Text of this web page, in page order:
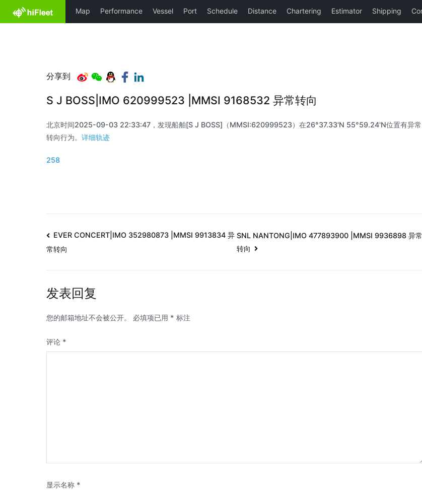
分享到
S J BOSS|IMO 620999523 |MMSI 9168532 异常转向
北京时间2025-09-03 22:33:47，发现船舶[S J BOSS]（MMSI:620999523）在26°37.33'N 55°59.24'N位置有异常
转向行为。 详细轨迹
258
EVER CONCERT|IMO 352980873 |MMSI 9913834 异
常转向
SNL NANTONG|IMO 477893900 |MMSI 9936898 异常
转向
发表回复
您的邮箱地址不会被公开。 必填项已用 * 标注
评论 *
显示名称 *